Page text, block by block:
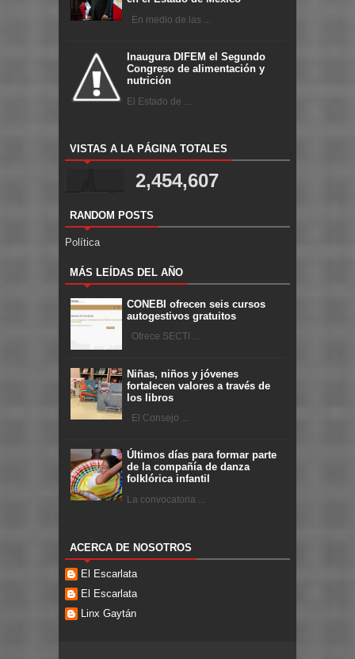
En medio de las ...
Inaugura DIFEM el Segundo
Congreso de alimentación y
nutrición
El Estado de ...
VISTAS A LA PÁGINA TOTALES
2,454,607
RANDOM POSTS
Política
MÁS LEÍDAS DEL AÑO
CONEBI ofrecen seis cursos
autogestivos gratuitos
Ofrece SECTI ...
Niñas, niños y jóvenes
fortalecen valores a través de
los libros
El Consejo ...
Últimos días para formar parte
de la compañía de danza
folklórica infantil
La convocatoria ...
ACERCA DE NOSOTROS
El Escarlata
El Escarlata
Linx Gaytán